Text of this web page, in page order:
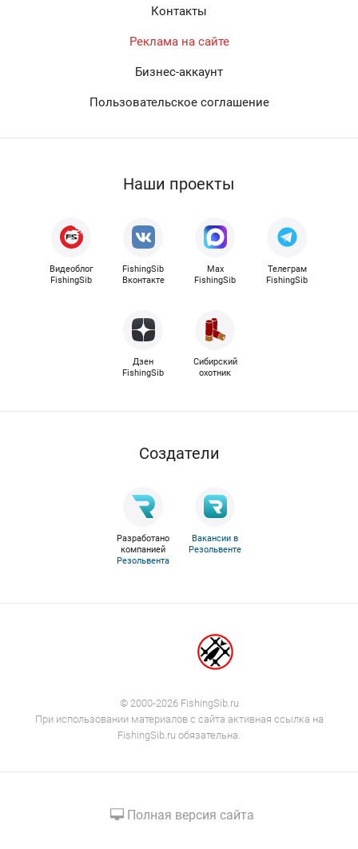
Контакты
Реклама на сайте
Бизнес-аккаунт
Пользовательское соглашение
Наши проекты
Видеоблог
FishingSib
FishingSib
Вконтакте
Max
FishingSib
Телеграм
FishingSib
Дзен
FishingSib
Сибирский
охотник
Cоздатели
Разработано
компанией
Резольвента
Вакансии в
Резольвенте
Полная версия сайта
© 2000-2026 FishingSib.ru
При использовании материалов с сайта активная ссылка на
FishingSib.ru обязательна.